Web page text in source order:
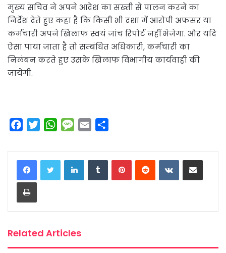
मुख्य सचिव ने अपने आदेश का सख्ती से पालन करने का
निर्देश देते हुए कहा है कि किसी भी दशा में आरोपी अफसर या
कर्मचारी अपने खिलाफ स्वयं जांच रिपोर्ट नहीं भेजेगा. और यदि
ऐसा पाया जाता है तो सम्बंधित अधिकारी, कर्मचारी का
निलंबन करते हुए उसके खिलाफ विभागीय कार्यवाही की
जायेगी.
c
e
b
o
o
i
t
t
W
a
t
s
M
s
s
a
a
i
a
r
e
LinkedInTumblrPinterestReddit VKontakteShare via Email
Print
Related Articles